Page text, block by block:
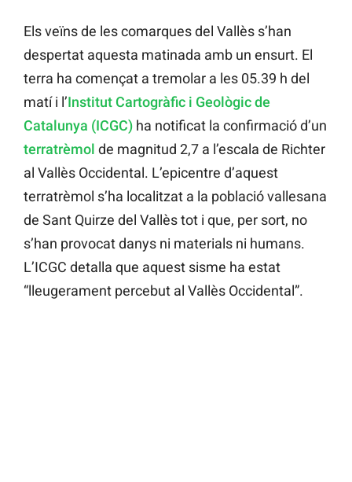
Els veïns de les comarques del Vallès s’han
despertat aquesta matinada amb un ensurt. El
terra ha començat a tremolar a les 05.39 h del
matí i l’Institut Cartogràfic i Geològic de
Catalunya (ICGC) ha notificat la confirmació d’un
terratrèmol de magnitud 2,7 a l’escala de Richter
al Vallès Occidental. L’epicentre d’aquest
terratrèmol s’ha localitzat a la població vallesana
de Sant Quirze del Vallès tot i que, per sort, no
s’han provocat danys ni materials ni humans.
L’ICGC detalla que aquest sisme ha estat
“lleugerament percebut al Vallès Occidental”.